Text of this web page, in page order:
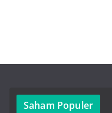
Saham Populer